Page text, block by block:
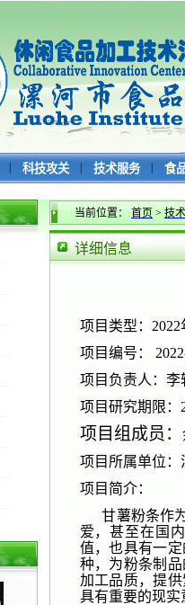
科技攻关 技术服务 食
当前位置： 首页 > 技
详细信息
项目类型：
项目编号：
项目负责人：李
项目研究期限：
项目组成员：
项目所属单位：
项目简介：
甘薯粉条作为
爱，甚至在国
值，也具有一
种，为粉条制
加工品质，提
具有重要的现实